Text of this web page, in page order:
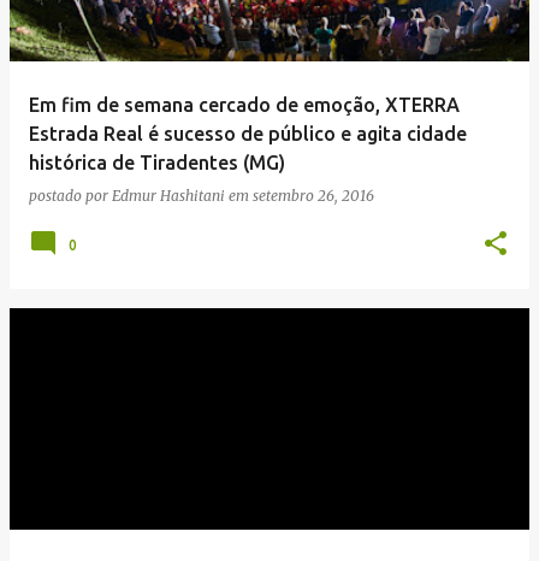
Em fim de semana cercado de emoção, XTERRA
Estrada Real é sucesso de público e agita cidade
histórica de Tiradentes (MG)
postado por Edmur Hashitani em setembro 26, 2016
0